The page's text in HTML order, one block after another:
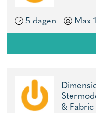
5 dagen
Max
& Fabric